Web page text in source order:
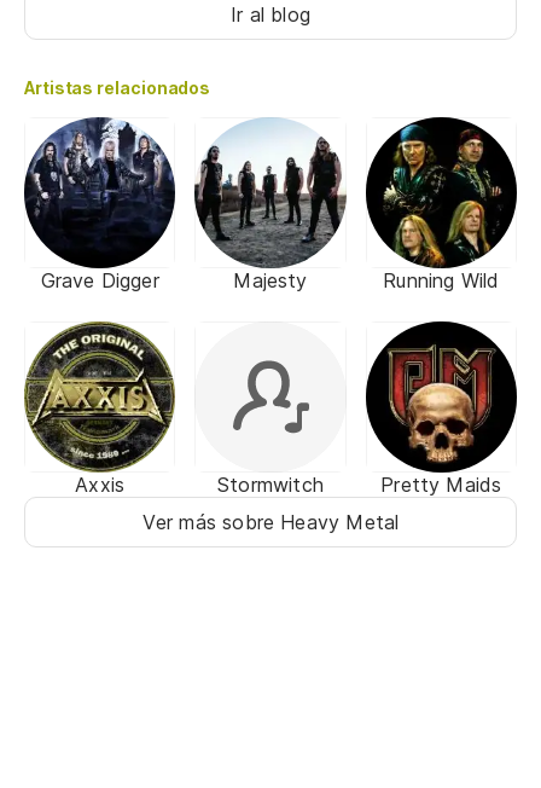
Ir al blog
Artistas relacionados
Grave Digger Majesty Running Wild
Axxis Stormwitch
Pretty Maids
Ver más sobre Heavy Metal